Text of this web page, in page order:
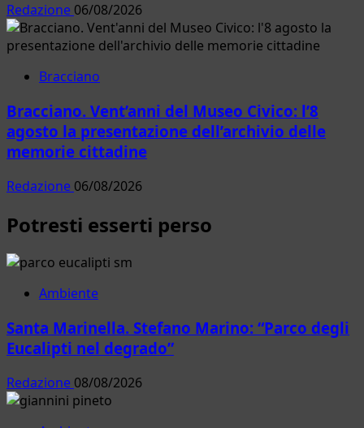
Redazione 06/08/2026
Bracciano
Bracciano. Vent’anni del Museo Civico: l’8
agosto la presentazione dell’archivio delle
memorie cittadine
Redazione 06/08/2026
Potresti esserti perso
Ambiente
Santa Marinella. Stefano Marino: “Parco degli
Eucalipti nel degrado”
Redazione 08/08/2026